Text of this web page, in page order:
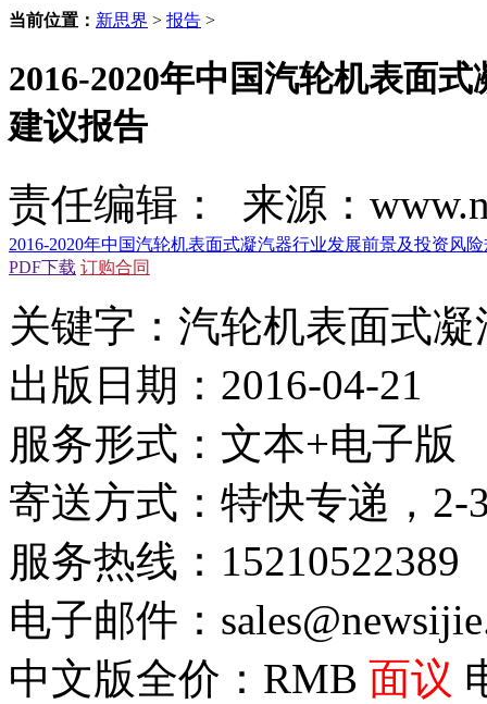
当前位置： 新思界 > 报告 >
2016-2020年中国汽轮机表面
建议报告
责任编辑： 来源：
2016-2020年中国汽轮机表面式凝汽器行业发展前景及投资风
PDF下载 订购合同
关键字：汽轮机表面式凝
出版日期：2016-04-21
服务形式：文本+电子版
寄送方式：特快专递，2-
服务热线：15210522389
电子邮件：
中文版全价：RMB 面议